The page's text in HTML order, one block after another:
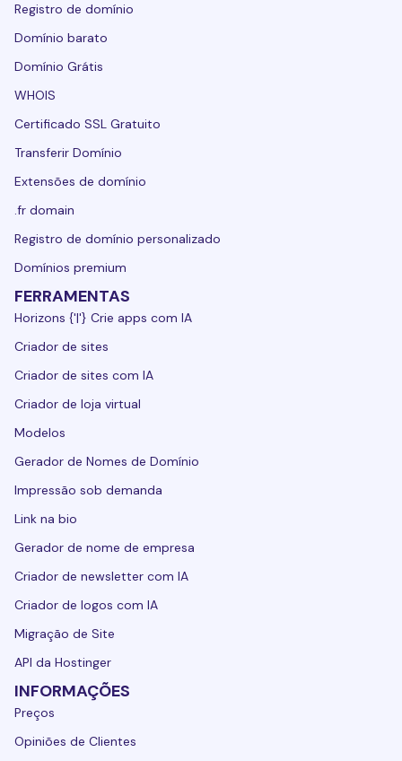
Registro de domínio
Domínio barato
Domínio Grátis
WHOIS
Certificado SSL Gratuito
Transferir Domínio
Extensões de domínio
.fr domain
Registro de domínio personalizado
Domínios premium
FERRAMENTAS
Horizons {'|'} Crie apps com IA
Criador de sites
Criador de sites com IA
Criador de loja virtual
Modelos
Gerador de Nomes de Domínio
Impressão sob demanda
Link na bio
Gerador de nome de empresa
Criador de newsletter com IA
Criador de logos com IA
Migração de Site
API da Hostinger
INFORMAÇÕES
Preços
Opiniões de Clientes